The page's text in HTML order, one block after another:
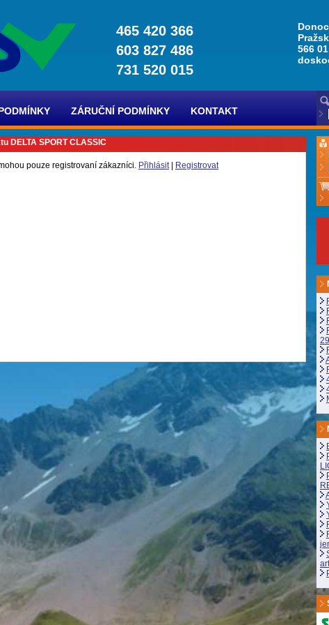
465 420 366
603 827 486
731 520 015
566
ZÁRUČNÍ PODMÍNKY KONTAKT
DELTA SPORT CLASSIC
pouze registrovaní zákazníci. Přihlásit| Registrovat
29